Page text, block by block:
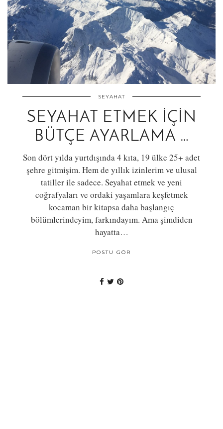
SEYAHAT
SEYAHAT ETMEK İÇIN
BÜTÇE AYARLAMA …
Son dört yılda yurtdışında 4 kıta, 19 ülke 25+ adet
şehre gitmişim. Hem de yıllık izinlerim ve ulusal
tatiller ile sadece. Seyahat etmek ve yeni
coğrafyaları ve ordaki yaşamlara keşfetmek
kocaman bir kitapsa daha başlangıç
bölümlerindeyim, farkındayım. Ama şimdiden
hayatta…
POSTU GÖR